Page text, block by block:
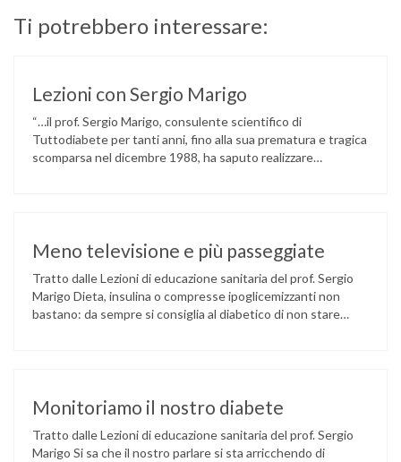
Ti potrebbero interessare:
Lezioni con Sergio Marigo
“…il prof. Sergio Marigo, consulente scientifico di
Tuttodiabete per tanti anni, fino alla sua prematura e tragica
scomparsa nel dicembre 1988, ha saputo realizzare
Meno televisione e più passeggiate
Tratto dalle Lezioni di educazione sanitaria del prof. Sergio
Marigo Dieta, insulina o compresse ipoglicemizzanti non
bastano: da sempre si consiglia al diabetico di non stare
Monitoriamo il nostro diabete
Tratto dalle Lezioni di educazione sanitaria del prof. Sergio
Marigo Si sa che il nostro parlare si sta arricchendo di